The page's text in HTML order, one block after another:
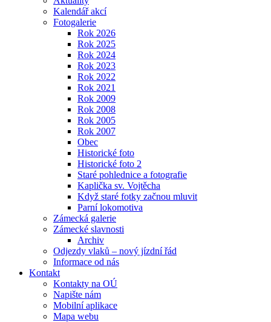
Kalendář akcí
Fotogalerie
Rok 2026
Rok 2025
Rok 2024
Rok 2023
Rok 2022
Rok 2021
Rok 2009
Rok 2008
Rok 2005
Rok 2007
Obec
Historické foto
Historické foto 2
Staré pohlednice a fotografie
Kaplička sv. Vojtěcha
Když staré fotky začnou mluvit
Parní lokomotiva
Zámecká galerie
Zámecké slavnosti
Archiv
Odjezdy vlaků – nový jízdní řád
Informace od nás
Kontakt
Kontakty na OÚ
Napište nám
Mobilní aplikace
Mapa webu